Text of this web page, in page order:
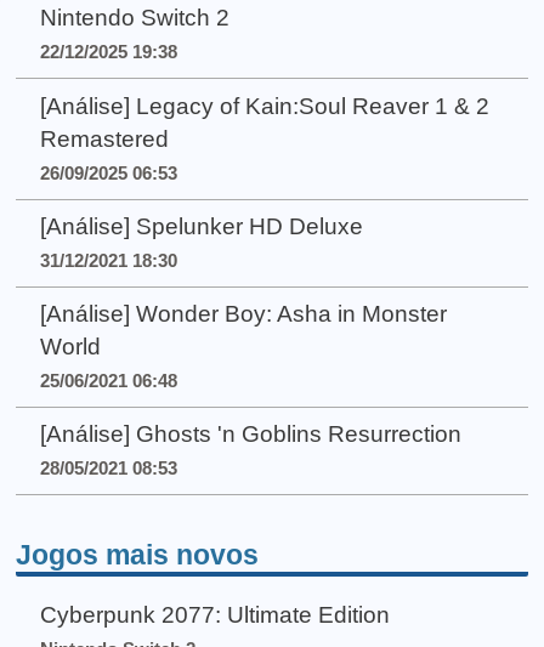
Nintendo Switch 2
22/12/2025 19:38
[Análise] Legacy of Kain:Soul Reaver 1 & 2
Remastered
26/09/2025 06:53
[Análise] Spelunker HD Deluxe
31/12/2021 18:30
[Análise] Wonder Boy: Asha in Monster
World
25/06/2021 06:48
[Análise] Ghosts 'n Goblins Resurrection
28/05/2021 08:53
Jogos mais novos
Cyberpunk 2077: Ultimate Edition